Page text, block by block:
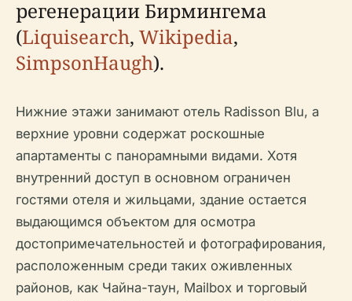
регенерации Бирмингема
(Liquisearch, Wikipedia,
SimpsonHaugh).
Нижние этажи занимают отель Radisson Blu, а
верхние уровни содержат роскошные
апартаменты с панорамными видами. Хотя
внутренний доступ в основном ограничен
гостями отеля и жильцами, здание остается
выдающимся объектом для осмотра
достопримечательностей и фотографирования,
расположенным среди таких оживленных
районов, как Чайна-таун, Mailbox и торговый